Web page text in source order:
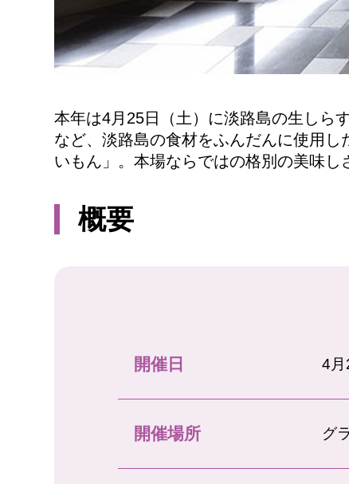
本年は4月25日（土）に淡路島の生しら
など、淡路島の食材をふんだんに使用
いもん」。本場ならではの格別の美味し
概要
開催日 4月
開催場所 グ